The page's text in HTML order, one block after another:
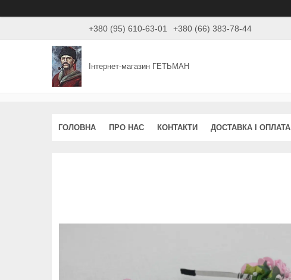
+380 (95) 610-63-01 +380 (66) 383-78-44
Інтернет-магазин ГЕТЬМАН
ГОЛОВНА ПРО НАС КОНТАКТИ ДОСТАВКА І ОПЛАТА